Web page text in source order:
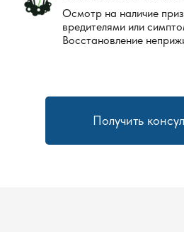
Осмотр на наличие
вредителями или
Восстановление
Получить